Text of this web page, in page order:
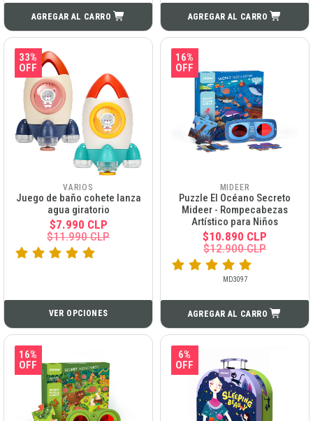
AGREGAR AL CARRO AGREGAR AL CARRO
33%
OFF
VARIOS
Juego de baño cohete lanza
agua giratorio
$7.990 CLP
$11.990 CLP
VER OPCIONES
16%
OFF
MIDEER
Puzzle El Océano Secreto
Mideer - Rompecabezas
Artístico para Niños
$10.890 CLP
$12.900 CLP
MD3097
AGREGAR AL CARRO
16%
OFF
6%
OFF